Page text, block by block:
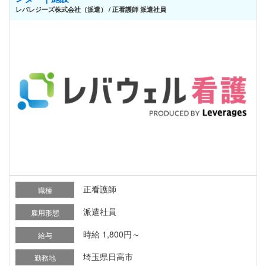
レバレジーズ株式会社（派遣） / 正看護師 派遣社員
職種 正看護師
雇用形態 派遣社員
給与 時給 1,800円～
勤務地 埼玉県日高市